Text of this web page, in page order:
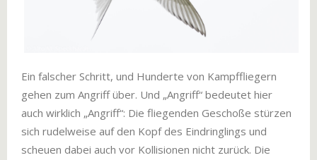
Ein falscher Schritt, und Hunderte von Kampffliegern
gehen zum Angriff über. Und „Angriff“ bedeutet hier
auch wirklich „Angriff“: Die fliegenden Geschoße stürzen
sich rudelweise auf den Kopf des Eindringlings und
scheuen dabei auch vor Kollisionen nicht zurück. Die